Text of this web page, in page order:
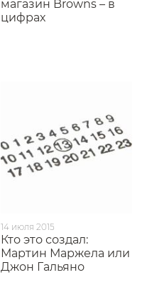
магазин Browns – в
цифрах
14 июля 2015
Кто это создал:
Мартин Маржела или
Джон Гальяно